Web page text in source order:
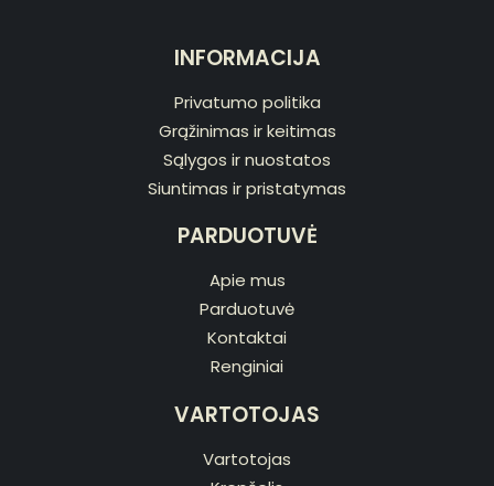
INFORMACIJA
Privatumo politika
Grąžinimas ir keitimas
Sąlygos ir nuostatos
Siuntimas ir pristatymas
PARDUOTUVĖ
Apie mus
Parduotuvė
Kontaktai
Renginiai
VARTOTOJAS
Vartotojas